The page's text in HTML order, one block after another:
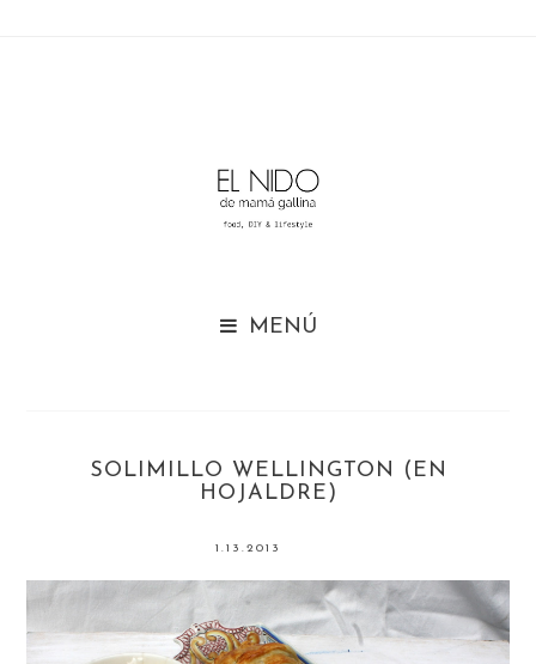

SOLIMILLO WELLINGTON (EN
HOJALDRE)
1.13.2013